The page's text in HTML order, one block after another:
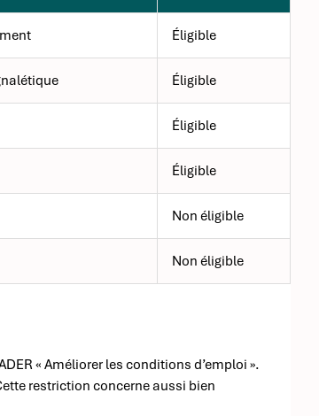
Éligible
Éligible
Éligible
Éligible
Non éligible
Non éligible
« Améliorer les conditions d’emploi ».
restriction concerne aussi bien